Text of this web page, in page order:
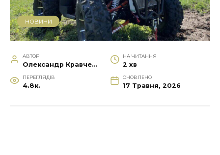
НОВИНИ
АВТОР
Олександр Кравченко
НА ЧИТАННЯ
2 хв
ПЕРЕГЛЯДІВ
4.8к.
ОНОВЛЕНО
17 Травня, 2026